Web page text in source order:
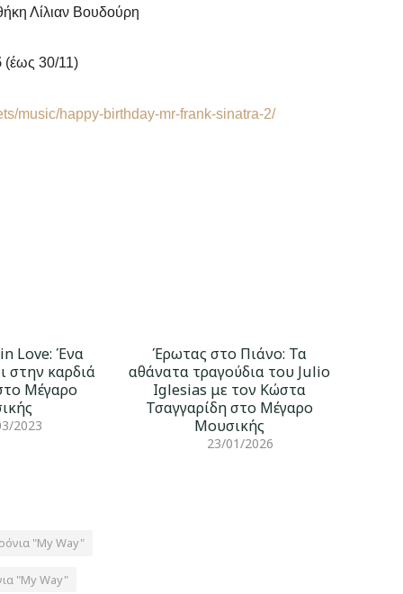
Λίλιαν Βουδούρη
(έως 30/11)
music/happy-birthday-mr-frank-sinatra-2/
Love: Ένα
στην καρδιά
Μέγαρο
2023
Έρωτας στο Πιάνο: Τα
αθάνατα τραγούδια του Julio
Iglesias με τον Κώστα
Τσαγγαρίδη στο Μέγαρο
Μουσικής
23/01/2026
"My Way"
"My Way"